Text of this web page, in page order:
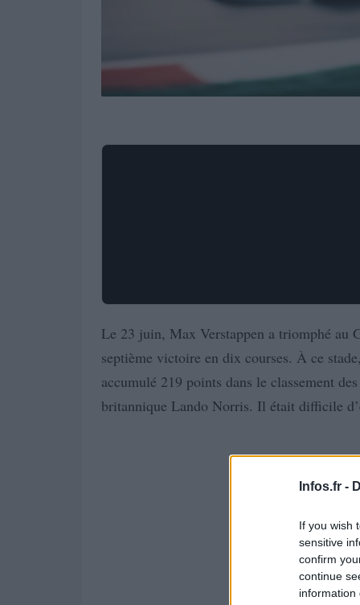
Infos.fr -
If you wish
sensitive
confirm
continue
information
Le 23 juin, Max Verstappen a triomphé au
septième victoire en dix courses. À ce
accumulé 219 points dans le classement
britannique Lando Norris. Il était difficile